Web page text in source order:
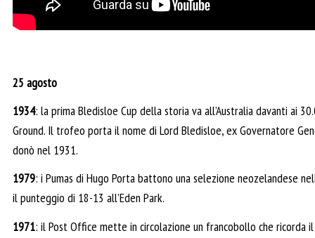
25 agosto
1934: la prima Bledisloe Cup della storia va all’Australia davanti ai
Ground. Il trofeo porta il nome di Lord Bledisloe, ex Governatore
donò nel 1931.
1979: i Pumas di Hugo Porta battono una selezione neozelandese
il punteggio di 18-13 all’Eden Park.
1971: il Post Office mette in circolazione un francobollo che ricorda